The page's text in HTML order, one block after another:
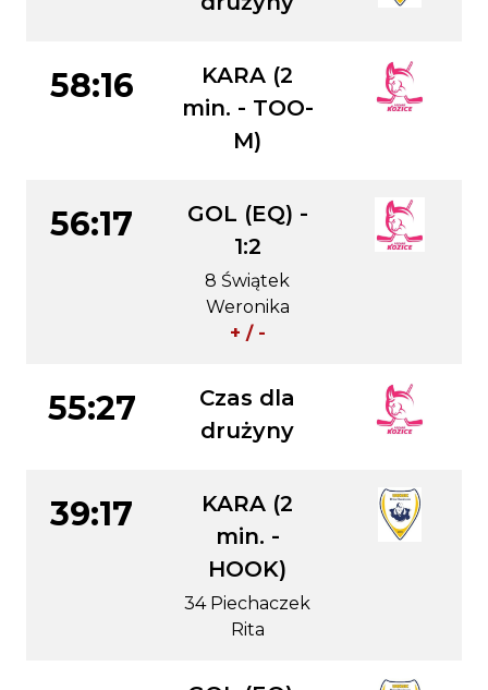
58:16
KARA (2
min. - TOO-
M)
56:17
GOL (EQ) -
1:2
8 Świątek
Weronika
+ / -
55:27
Czas dla
drużyny
39:17
KARA (2
min. -
HOOK)
34 Piechaczek
Rita